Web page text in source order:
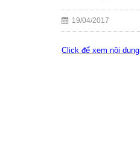
19/04/2017
Click để xem nội dung